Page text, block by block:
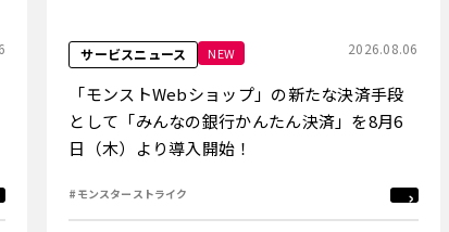
サービスニュース NEW 2026.08.06
「モンストWebショップ」の新たな決済手段
として「みんなの銀行かんたん決済」を8月6
日（木）より導入開始！
#モンスターストライク